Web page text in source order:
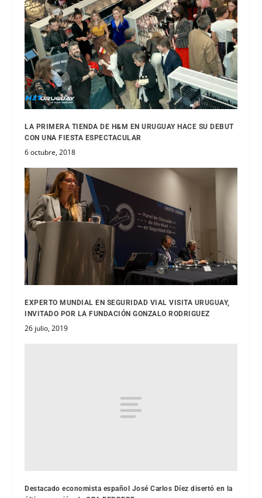
LA PRIMERA TIENDA DE H&M EN URUGUAY HACE SU DEBUT
CON UNA FIESTA ESPECTACULAR
6 octubre, 2018
EXPERTO MUNDIAL EN SEGURIDAD VIAL VISITA URUGUAY,
INVITADO POR LA FUNDACIÓN GONZALO RODRIGUEZ
26 julio, 2019
Destacado economista español José Carlos Díez disertó en la